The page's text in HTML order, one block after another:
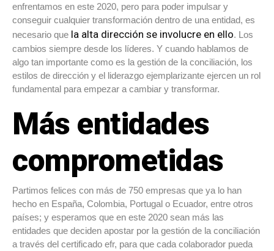
enfrentamos en este 2020, pero para poder impulsar y
conseguir cualquier transformación dentro de una entidad, es
necesario que la alta dirección se involucre en ello. Los
cambios siempre desde los líderes. Y cuando hablamos de
algo tan importante como es la gestión de la conciliación, los
estilos de dirección y el liderazgo ejemplarizante ejercen un rol
fundamental para empezar a cambiar y transformar.
Más entidades
comprometidas
Partimos felices con más de 750 empresas que ya lo han
hecho en España, Colombia, Portugal o Ecuador, entre otros
países; y esperamos que en este 2020 sean más las
entidades que deciden apostar por la gestión de la conciliación
a través del certificado efr, para que cada colaborador pueda